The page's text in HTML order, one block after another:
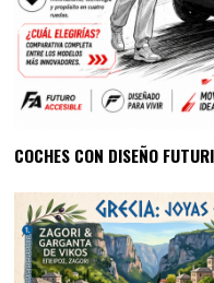
COCHES CON DISEÑO